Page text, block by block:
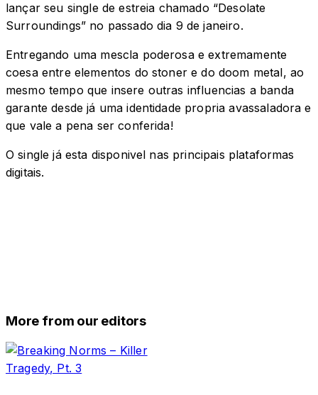
lançar seu single de estreia chamado “Desolate
Surroundings” no passado dia 9 de janeiro.
Entregando uma mescla poderosa e extremamente
coesa entre elementos do stoner e do doom metal, ao
mesmo tempo que insere outras influencias a banda
garante desde já uma identidade propria avassaladora e
que vale a pena ser conferida!
O single já esta disponivel nas principais plataformas
digitais.
More from our editors